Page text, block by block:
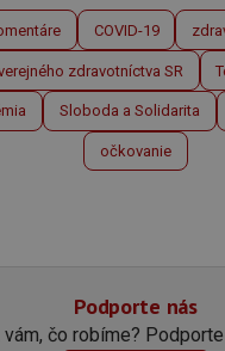
COVID-19
zdravotníctva SR
Sloboda a Solidarita
očkovanie
Podporte nás
čo robíme?